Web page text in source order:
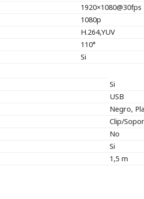
1920×1080@30fps
1080p
H.264,YUV
110°
Si
Si
USB
Negro,
Clip/
No
Si
1,5 m